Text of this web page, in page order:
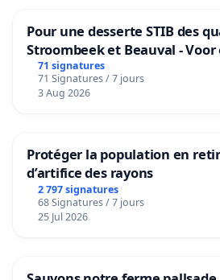
- Bannière -
N'hésitez pas à diffuser
une injustice sociale.
félicitations aux futurs parents,
Julien, alias « Futur Papa
Rentrée scolaire du 02
Pour une desserte STIB des
Stroombeek et Beauval - Voor
bediening van de wijken
Voor
71 signatures
71 Signatures / 7 jours
3 Aug 2026
Protéger la population en
d’artifice des rayons
2 797 signatures
68 Signatures / 7 jours
25 Jul 2026